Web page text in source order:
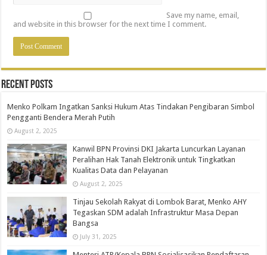
Save my name, email,
and website in this browser for the next time I comment.
Recent Posts
Menko Polkam Ingatkan Sanksi Hukum Atas Tindakan Pengibaran Simbol
Pengganti Bendera Merah Putih
August 2, 2025
Kanwil BPN Provinsi DKI Jakarta Luncurkan Layanan
Peralihan Hak Tanah Elektronik untuk Tingkatkan
Kualitas Data dan Pelayanan
August 2, 2025
Tinjau Sekolah Rakyat di Lombok Barat, Menko AHY
Tegaskan SDM adalah Infrastruktur Masa Depan
Bangsa
July 31, 2025